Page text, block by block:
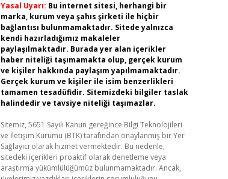
Yasal Uyarı: Bu internet sitesi, herhangi bir
marka, kurum veya şahıs şirketi ile hiçbir
bağlantısı bulunmamaktadır. Sitede yalnızca
kendi hazırladığımız makaleler
paylaşılmaktadır. Burada yer alan içerikler
haber niteliği taşımamakta olup, gerçek kurum
ve kişiler hakkında paylaşım yapılmamaktadır.
Gerçek kurum ve kişiler ile isim benzerlikleri
tamamen tesadüfidir. Sitemizdeki bilgiler taslak
halindedir ve tavsiye niteliği taşımazlar.
Sitemiz, 5651 Sayılı Kanun gereğince Bilgi Teknolojileri
ve İletişim Kurumu (BTK) tarafından onaylanmış bir Yer
Sağlayıcı olarak hizmet vermektedir. Bu nedenle,
sitedeki içerikleri proaktif olarak denetleme veya
araştırma yükümlülüğümüz bulunmamaktadır. Ancak,